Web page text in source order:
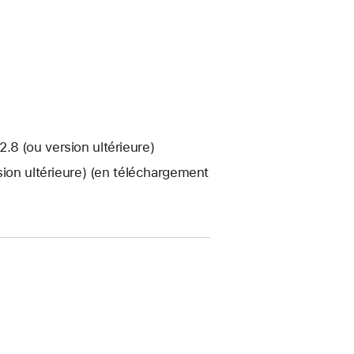
(ou version ultérieure)
ultérieure) (en téléchargement